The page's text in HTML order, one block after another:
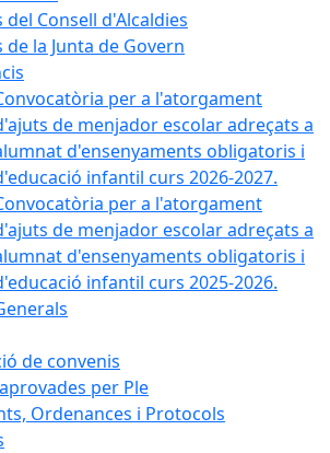
del Consell d'Alcaldies
de la Junta de Govern
per a l'atorgament
de menjador escolar adreçats a
d'ensenyaments obligatoris i
infantil curs 2026-2027.
per a l'atorgament
de menjador escolar adreçats a
d'ensenyaments obligatoris i
infantil curs 2025-2026.
de convenis
per Ple
Ordenances i Protocols